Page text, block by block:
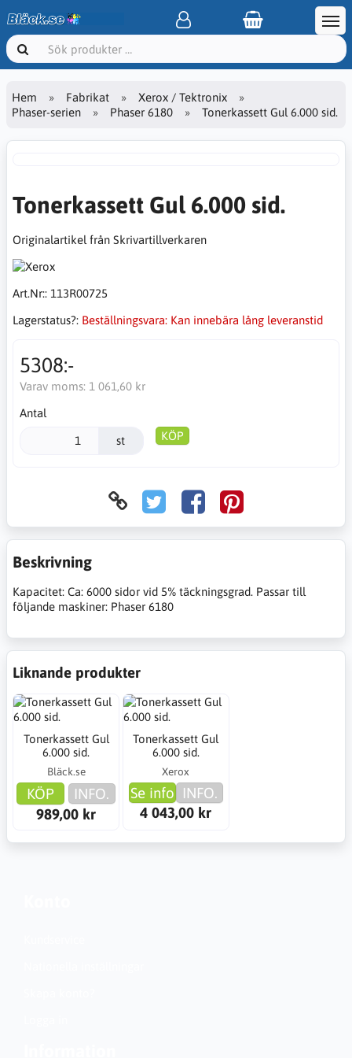
Hem Fabrikat
Xerox / Tektronix
Phaser-serien
Phaser 6180 Tonerkassett Gul 6.000 sid.
Tonerkassett Gul 6.000 sid.
Originalartikel från Skrivartillverkaren
Art.Nr:: 113R00725
Lagerstatus?: Beställningsvara: Kan innebära lång leveranstid
5308:-
Varav moms: 1 061,60 kr
Antal
st KÖP
Beskrivning
Kapacitet: Ca: 6000 sidor vid 5% täckningsgrad. Passar till
följande maskiner: Phaser 6180
Liknande produkter
Tonerkassett Gul
6.000 sid.
Bläck.se
KÖP
INFO.
989,00 kr
Tonerkassett Gul
6.000 sid.
Xerox
Se info INFO.
4 043,00 kr